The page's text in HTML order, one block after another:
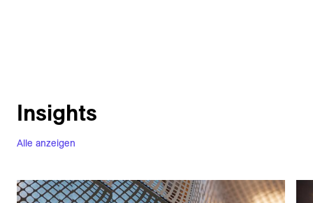
Alle anzeigen
Insights